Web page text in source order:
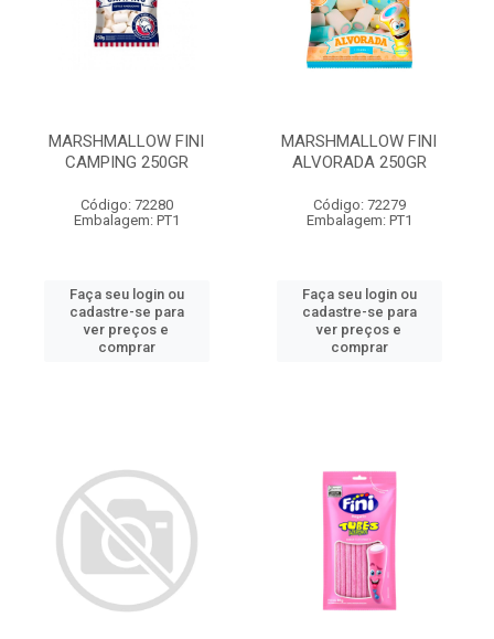
MARSHMALLOW FINI
CAMPING 250GR
Código: 72280
Embalagem: PT1
Faça seu login ou
cadastre-se para
ver preços e
comprar
MARSHMALLOW FINI
ALVORADA 250GR
Código: 72279
Embalagem: PT1
Faça seu login ou
cadastre-se para
ver preços e
comprar